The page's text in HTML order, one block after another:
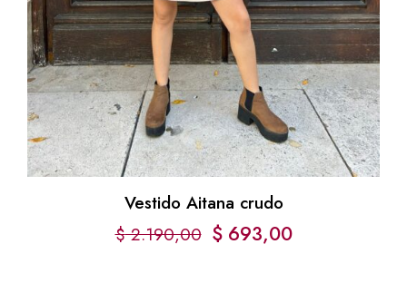
Vestido Aitana crudo
$2.190,00 $693,00